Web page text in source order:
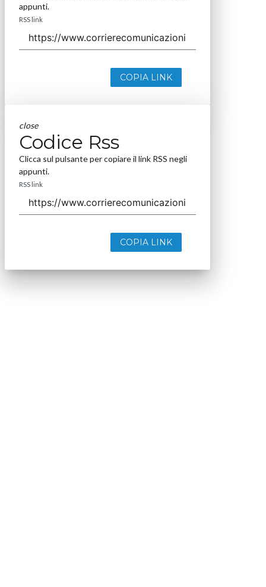
appunti.
RSS link
COPIA LINK
close
Codice Rss
Clicca sul pulsante per copiare il link RSS negli
appunti.
RSS link
COPIA LINK